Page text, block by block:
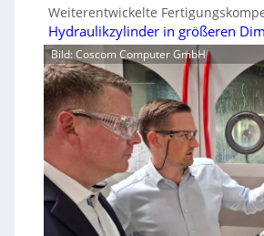
Weiterentwickelte
Hydraulikzylinder in größeren
Bild: Coscom Computer GmbH